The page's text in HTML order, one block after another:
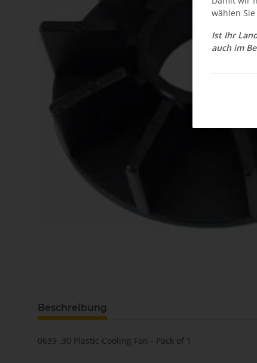
Beschreibung
0639 .30 Plastic Cooling Fan - Pack of 1
wählen
Ist Ihr
auch im